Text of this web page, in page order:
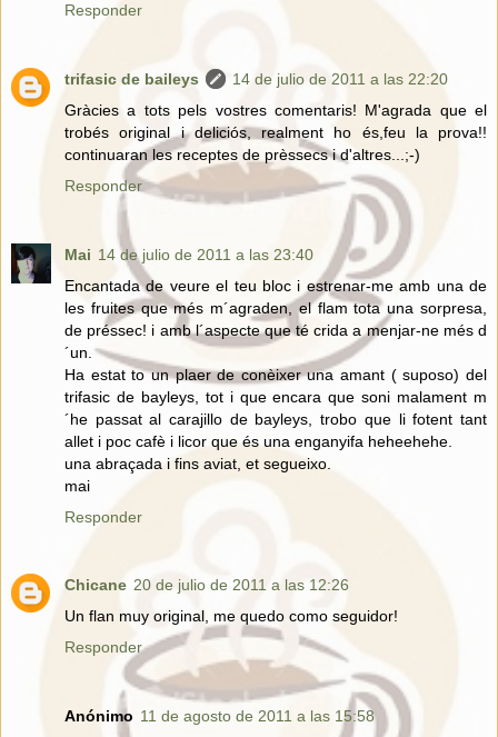
Responder
trifasic de baileys
14 de julio de 2011 a las 22:20
Gràcies a tots pels vostres comentaris! M'agrada que el
trobés original i deliciós, realment ho és,feu la prova!!
continuaran les receptes de prèssecs i d'altres...;-)
Responder
Mai 14 de julio de 2011 a las 23:40
Encantada de veure el teu bloc i estrenar-me amb una de
les fruites que més m´agraden, el flam tota una sorpresa,
de préssec! i amb l´aspecte que té crida a menjar-ne més d
´un.
Ha estat to un plaer de conèixer una amant ( suposo) del
trifasic de bayleys, tot i que encara que soni malament m
´he passat al carajillo de bayleys, trobo que li fotent tant
allet i poc cafè i licor que és una enganyifa heheehehe.
una abraçada i fins aviat, et segueixo.
mai
Responder
Chicane 20 de julio de 2011 a las 12:26
Un flan muy original, me quedo como seguidor!
Responder
Anónimo 11 de agosto de 2011 a las 15:58